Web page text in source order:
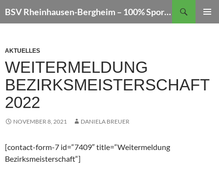
Inhalt
BSV Rheinhausen-Bergheim – 100% Sportschießen
AKTUELLES
WEITERMELDUNG
BEZIRKSMEISTERSCHAFT
2022
NOVEMBER 8, 2021 DANIELA BREUER
[contact-form-7 id=“7409″ title=“Weitermeldung
Bezirksmeisterschaft“]